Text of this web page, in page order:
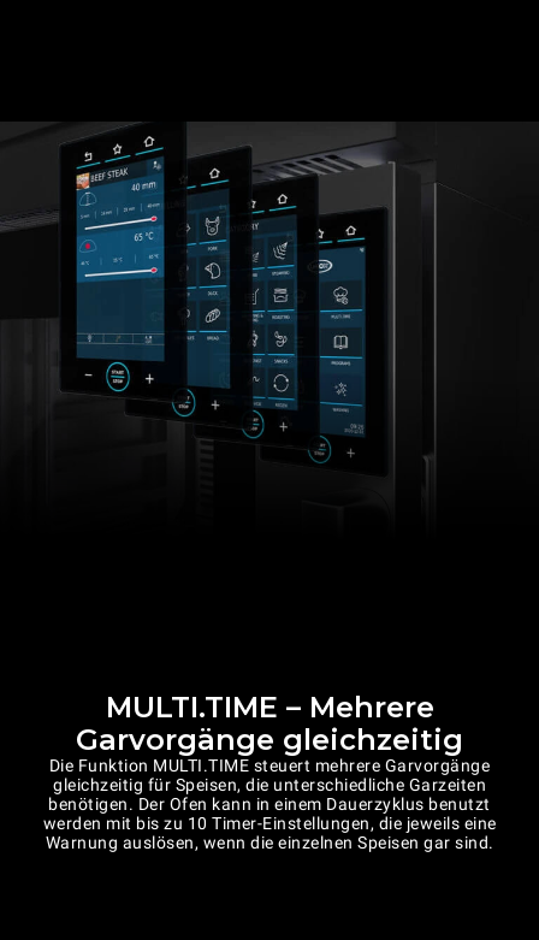
MULTI.TIME – Mehrere
Garvorgänge gleichzeitig
Die Funktion MULTI.TIME steuert mehrere Garvorgänge
gleichzeitig für Speisen, die unterschiedliche Garzeiten
benötigen. Der Ofen kann in einem Dauerzyklus benutzt
werden mit bis zu 10 Timer-Einstellungen, die jeweils eine
Warnung auslösen, wenn die einzelnen Speisen gar sind.